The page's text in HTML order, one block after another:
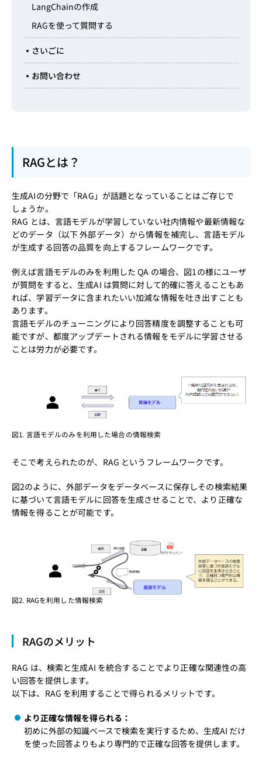
LangChainの作成
RAGを使って質問する
さいごに
お問い合わせ
RAGとは？
生成AIの分野で「RAG」が話題となっていることはご存じで
しょうか。
RAG とは、言語モデルが学習していない社内情報や最新情報な
どのデータ（以下 外部データ）から情報を補完し、言語モデル
が生成する回答の品質を向上するフレームワークです。
例えば言語モデルのみを利用した QA の場合、図1の様にユーザ
が質問をすると、生成AI は質問に対して的確に答えることもあ
れば、学習データに含まれたいい加減な情報を吐き出すことも
あります。
言語モデルのチューニングにより回答精度を調整することも可
能ですが、都度アップデートされる情報をモデルに学習させる
ことは労力が必要です。
図1. 言語モデルのみを利用した場合の情報検索
そこで考えられたのが、RAG というフレームワークです。
図2のように、外部データをデータベースに保存しその検索結果
に基づいて言語モデルに回答を生成させることで、より正確な
情報を得ることが可能です。
図2. RAGを利用した情報検索
RAGのメリット
RAG は、検索と生成AI を統合することでより正確な関連性の高
い回答を提供します。
以下は、RAG を利用することで得られるメリットです。
より正確な情報を得られる：
初めに外部の知識ベースで検索を実行するため、生成AI だけ
を使った回答よりもより専門的で正確な回答を提供します。